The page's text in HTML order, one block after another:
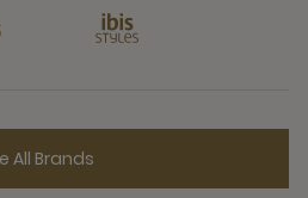
All Brands